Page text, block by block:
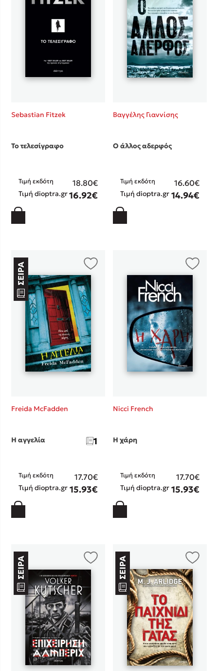
Κώστας Κρομμύδας
Το λιμάνι μου είσαι εσύ
Ένας γίγαντας στο σχολείο
Δανάη Δεληγεώργη
Mel Robbins
Η μέθοδος Αφήστε τους
Sebastian Fitzek
Freida McFadden
Κατρίνα Τσάνταλη
Rebecca Yarros
Teo Benedetti
Τζένη Κουτσοδημητροπούλου
Emily Henry
Ali Hazelwood
Cori Doerrfeld
Pierdomenico Baccalario
Δανάη Ιμπραχήμ
Sebastian Fitzek
Το τελεσίγραφο
Τιμή εκδότη 18.80€
Τιμή dioptra.gr16.92€
Βαγγέλης Γιαννίσης
Ο άλλος αδερφός
Τιμή εκδότη 16.60€
Τιμή dioptra.gr 14.94€
Freida McFadden
Η αγγελία 1
Τιμή εκδότη 17.70€
Τιμή dioptra.gr 15.93€
Nicci French
Η χάρη
Τιμή εκδότη 17.70€
Τιμή dioptra.gr 15.93€